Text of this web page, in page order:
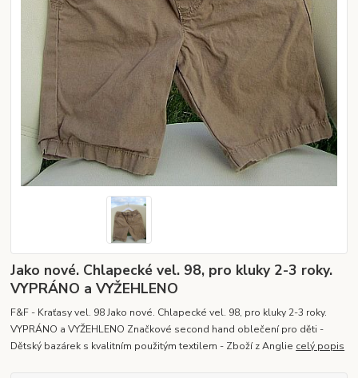
Jako nové. Chlapecké vel. 98, pro kluky 2-3 roky.
VYPRÁNO a VYŽEHLENO
F&F - Kraťasy vel. 98 Jako nové. Chlapecké vel. 98, pro kluky 2-3 roky.
VYPRÁNO a VYŽEHLENO Značkové second hand oblečení pro děti -
Dětský bazárek s kvalitním použitým textilem - Zboží z Anglie celý popis